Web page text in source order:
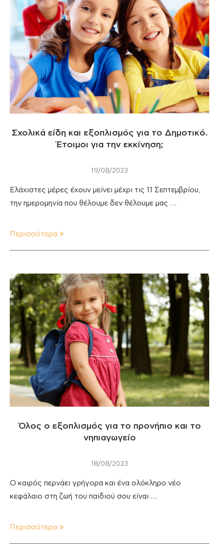
Σχολικά είδη και εξοπλισμός για το Δημοτικό.
Έτοιμοι για την εκκίνηση;
19/08/2023
Ελάχιστες μέρες έχουν μείνει μέχρι τις 11 Σεπτεμβρίου,
την ημερομηνία που θέλουμε δεν θέλουμε μας …
Περισσότερα
Όλος ο εξοπλισμός για το προνήπιο και το
νηπιαγωγείο
18/08/2023
Ο καιρός περνάει γρήγορα και ένα ολόκληρο νέο
κεφάλαιο στη ζωή του παιδιού σου είναι …
Περισσότερα